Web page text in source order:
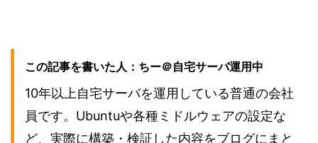
この記事を書いた人：ちー＠自宅サーバ運用中
10年以上自宅サーバを運用している普通の会社
員です。Ubuntuや各種ミドルウェアの設定な
ど、実際に構築・検証した内容をブログにまと